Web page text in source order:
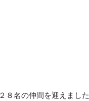
名の仲間を迎えました